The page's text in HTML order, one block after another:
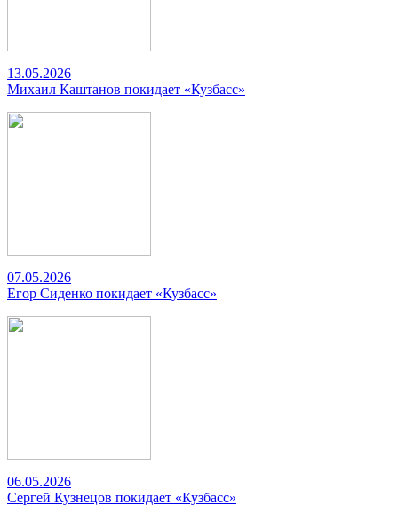
13.05.2026
Михаил Каштанов покидает «Кузбасс»
07.05.2026
Егор Сиденко покидает «Кузбасс»
06.05.2026
Сергей Кузнецов покидает «Кузбасс»